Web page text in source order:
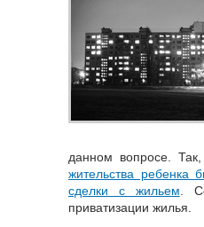
данном вопросе.
жительства ребенка
сделки с жильем .
приватизации жилья.